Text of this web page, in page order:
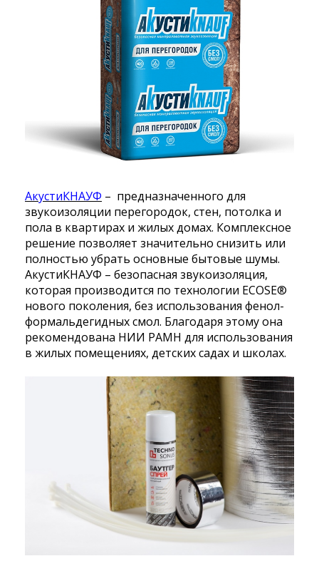
АкустиКНАУФ – предназначенного для
звукоизоляции перегородок, стен, потолка и
пола в квартирах и жилых домах. Комплексное
решение позволяет значительно снизить или
полностью убрать основные бытовые шумы.
АкустиКНАУФ – безопасная звукоизоляция,
которая производится по технологии ECOSE®
нового поколения, без использования фенол-
формальдегидных смол. Благодаря этому она
рекомендована НИИ РАМН для использования
в жилых помещениях, детских садах и школах.